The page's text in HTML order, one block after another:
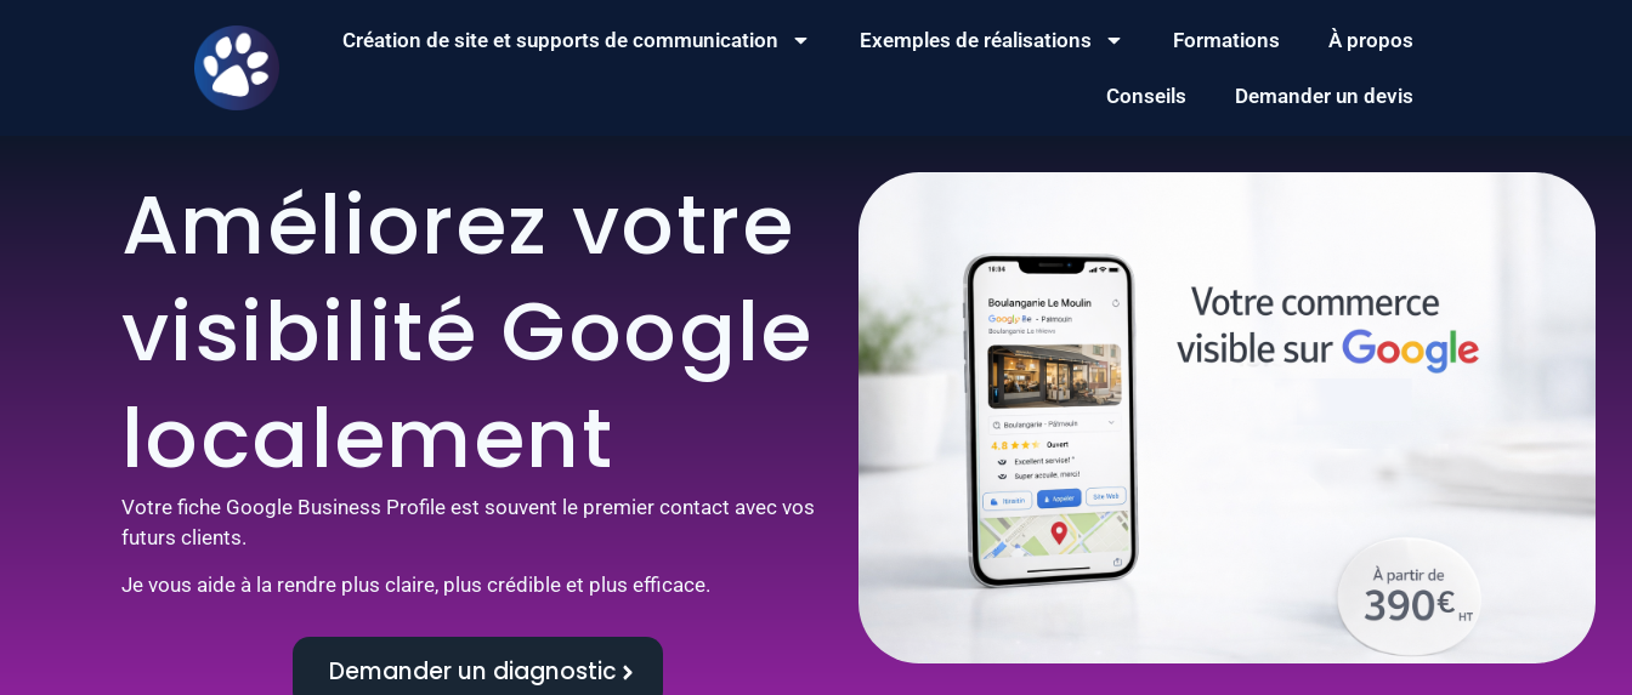
Création de site et supports de communication Exemples de réalisations Formations À propos
Conseils Demander un devis
Améliorez votre
visibilité Google
localement
Votre fiche Google Business Profile est souvent le premier contact avec vos
futurs clients.
Je vous aide à la rendre plus claire, plus crédible et plus efficace.
Demander un diagnostic